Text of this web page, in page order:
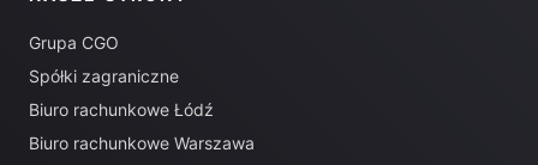
Grupa CGO
Spółki zagraniczne
Biuro rachunkowe Łódź
Biuro rachunkowe Warszawa